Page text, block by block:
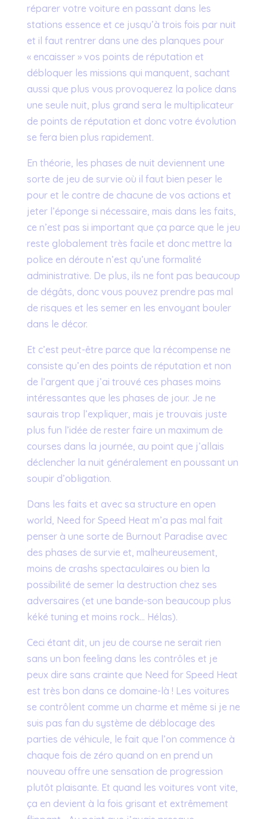
réparer votre voiture en passant dans les
stations essence et ce jusqu’à trois fois par nuit
et il faut rentrer dans une des planques pour
« encaisser » vos points de réputation et
débloquer les missions qui manquent, sachant
aussi que plus vous provoquerez la police dans
une seule nuit, plus grand sera le multiplicateur
de points de réputation et donc votre évolution
se fera bien plus rapidement.
En théorie, les phases de nuit deviennent une
sorte de jeu de survie où il faut bien peser le
pour et le contre de chacune de vos actions et
jeter l’éponge si nécessaire, mais dans les faits,
ce n’est pas si important que ça parce que le jeu
reste globalement très facile et donc mettre la
police en déroute n’est qu’une formalité
administrative. De plus, ils ne font pas beaucoup
de dégâts, donc vous pouvez prendre pas mal
de risques et les semer en les envoyant bouler
dans le décor.
Et c’est peut-être parce que la récompense ne
consiste qu’en des points de réputation et non
de l’argent que j’ai trouvé ces phases moins
intéressantes que les phases de jour. Je ne
saurais trop l’expliquer, mais je trouvais juste
plus fun l’idée de rester faire un maximum de
courses dans la journée, au point que j’allais
déclencher la nuit généralement en poussant un
soupir d’obligation.
Dans les faits et avec sa structure en open
world, Need for Speed Heat m’a pas mal fait
penser à une sorte de Burnout Paradise avec
des phases de survie et, malheureusement,
moins de crashs spectaculaires ou bien la
possibilité de semer la destruction chez ses
adversaires (et une bande-son beaucoup plus
kéké tuning et moins rock… Hélas).
Ceci étant dit, un jeu de course ne serait rien
sans un bon feeling dans les contrôles et je
peux dire sans crainte que Need for Speed Heat
est très bon dans ce domaine-là ! Les voitures
se contrôlent comme un charme et même si je ne
suis pas fan du système de déblocage des
parties de véhicule, le fait que l’on commence à
chaque fois de zéro quand on en prend un
nouveau offre une sensation de progression
plutôt plaisante. Et quand les voitures vont vite,
ça en devient à la fois grisant et extrêmement